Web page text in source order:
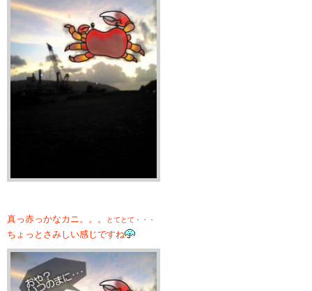
真っ赤っかなカニ。。。 とてとて・・・
ちょっとさみしい感じですね